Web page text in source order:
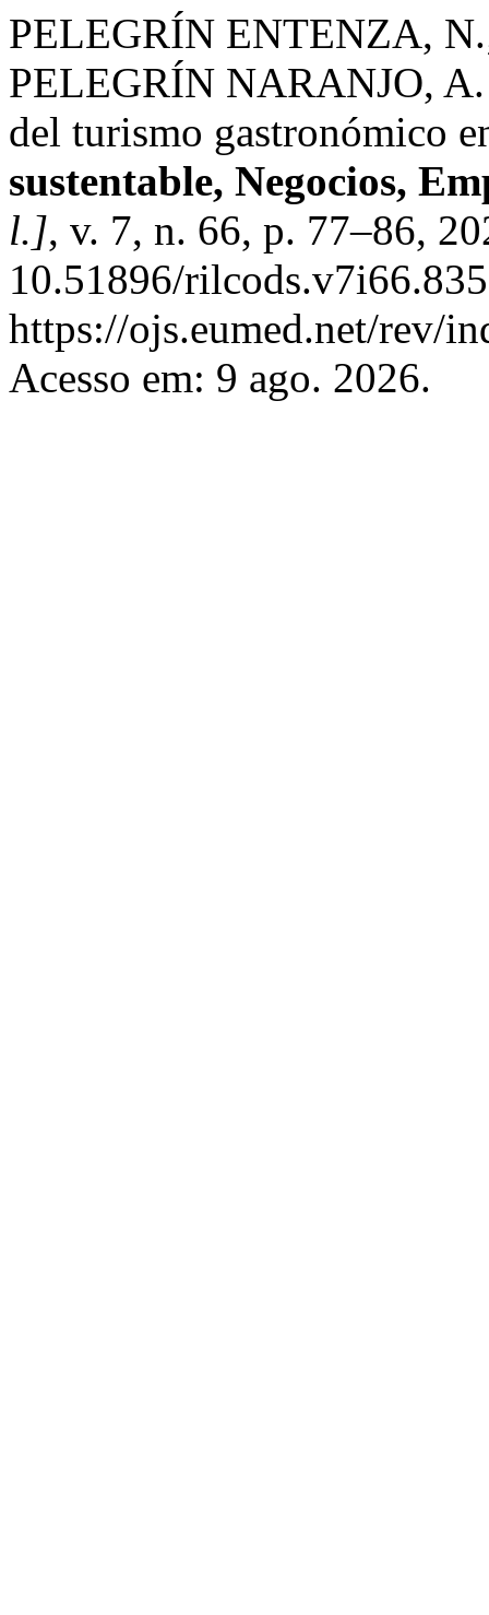
PELEGRÍN ENTENZA,
PELEGRÍN NARANJO,
del turismo gastronómico
sustentable, Negocios,
l.], v. 7, n. 66, p. 77–86,
10.51896/
https://ojs.eumed.net/rev/
Acesso em: 9 ago. 2026.